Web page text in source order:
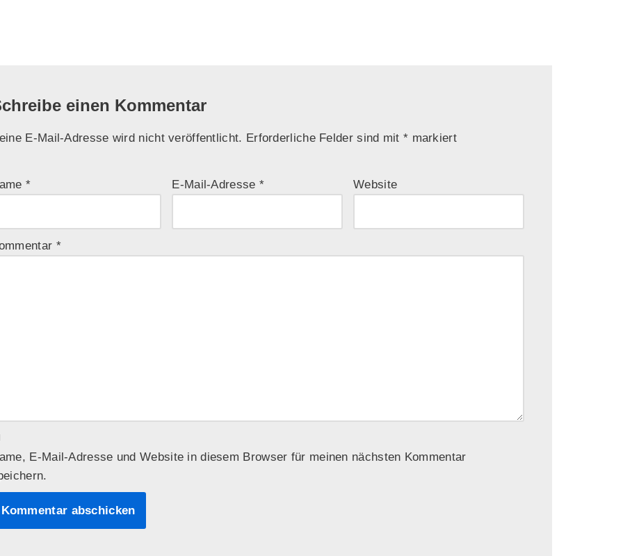
einen Kommentar
E-Mail-Adresse wird nicht veröffentlicht. Erforderliche Felder sind mit * markiert
* E-Mail-Adresse * Website
*
E-Mail-Adresse und Website in diesem Browser für meinen nächsten Kommentar